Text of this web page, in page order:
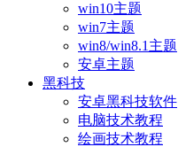
win10主题
win7主题
win8/win8.1主题
安卓主题
黑科技
安卓黑科技软件
电脑技术教程
绘画技术教程